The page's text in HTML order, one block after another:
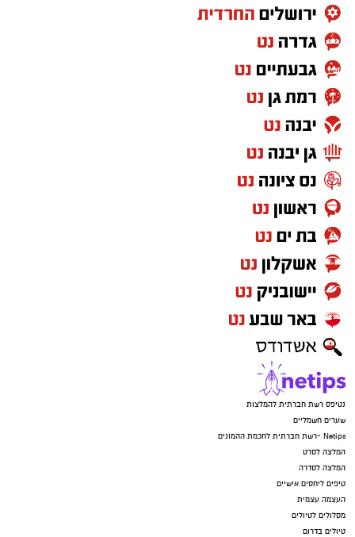
נטיפס רשת חברתית להמלצות
שערים חשמליים
Netips -רשת חברתית לחכמת ההמונים
המלצה לסרט
המלצה לסדרה
טיפים ליחסים אישיים
העצמה עצמית
מסלולים לטיולים
טיולים בדרום